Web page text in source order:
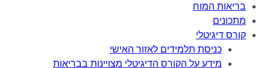
בריאות המוח
מתכונים
קורס דיגיטלי
כניסת תלמידים לאזור האישי
מידע על הקורס הדיגיטלי מצויינות בבריאות